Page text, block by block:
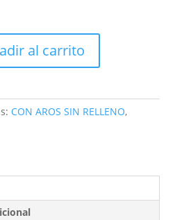
al carrito
CON AROS SIN RELLENO,